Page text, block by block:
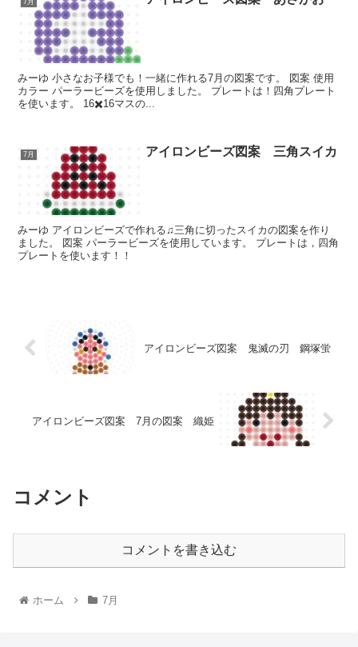
7月
みーゆ 小さなお子様でも！一緒に作れる7月の図案です。 図案 使用
カラー パーラービーズを使用しました。 プレートは！四角プレート
を使います。 16✖️16マスの...
7月 アイロンビーズ図案 三角スイカ
みーゆ アイロンビーズで作れる♫三角に切ったスイカの図案を作り
ました。 図案 パーラービーズを使用しています。 プレートは，四角
プレートを使います！！
アイロンビーズ図案 鬼滅の刃 鋼塚蛍
アイロンビーズ図案 7月の図案 織姫
コメント
コメントを書き込む
ホーム 7月